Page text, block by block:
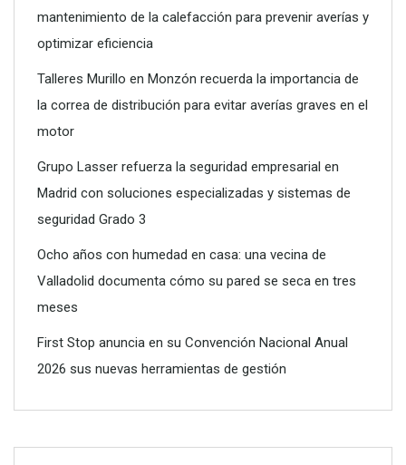
mantenimiento de la calefacción para prevenir averías y
optimizar eficiencia
Talleres Murillo en Monzón recuerda la importancia de
la correa de distribución para evitar averías graves en el
motor
Grupo Lasser refuerza la seguridad empresarial en
Madrid con soluciones especializadas y sistemas de
seguridad Grado 3
Ocho años con humedad en casa: una vecina de
Valladolid documenta cómo su pared se seca en tres
meses
First Stop anuncia en su Convención Nacional Anual
2026 sus nuevas herramientas de gestión